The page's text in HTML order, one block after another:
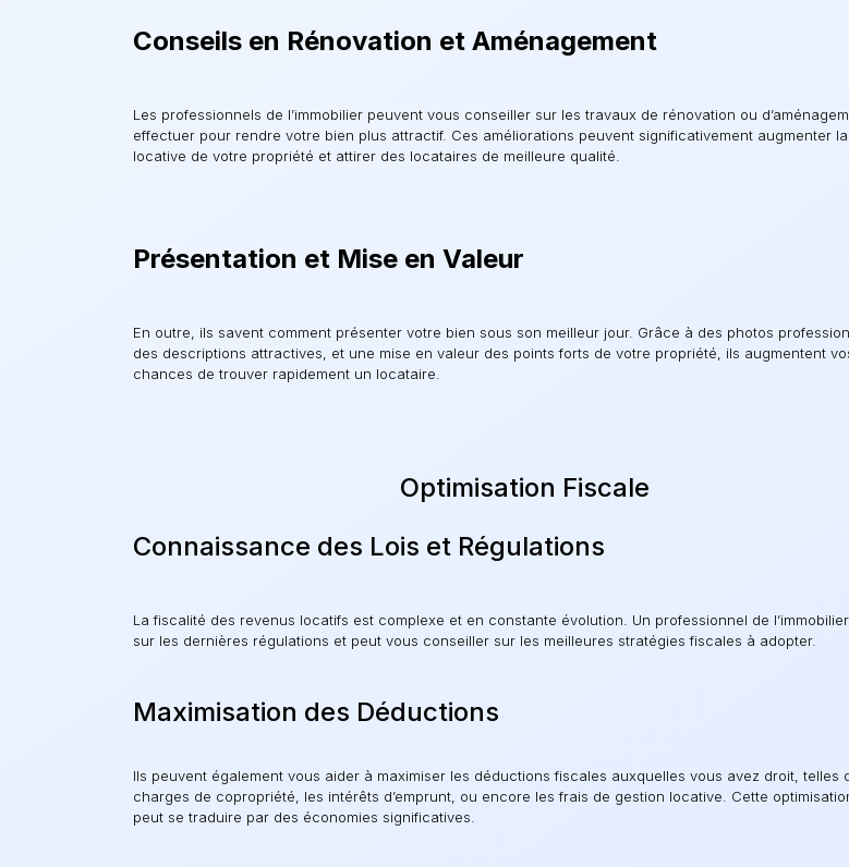
Conseils en Rénovation et Aménagement
Les professionnels de l’immobilier peuvent vous conseiller sur les travaux de rénovation ou
effectuer pour rendre votre bien plus attractif. Ces améliorations peuvent significativement augmenter
locative de votre propriété et attirer des locataires de meilleure qualité.
Présentation et Mise en Valeur
En outre, ils savent comment présenter votre bien sous son meilleur jour. Grâce à des photos
des descriptions attractives, et une mise en valeur des points forts de votre propriété, ils augmentent
chances de trouver rapidement un locataire.
Optimisation Fiscale
Connaissance des Lois et Régulations
La fiscalité des revenus locatifs est complexe et en constante évolution. Un professionnel de
sur les dernières régulations et peut vous conseiller sur les meilleures stratégies fiscales à adopter.
Maximisation des Déductions
Ils peuvent également vous aider à maximiser les déductions fiscales auxquelles vous avez droit, telles
charges de copropriété, les intérêts d’emprunt, ou encore les frais de gestion locative. Cette
peut se traduire par des économies significatives.